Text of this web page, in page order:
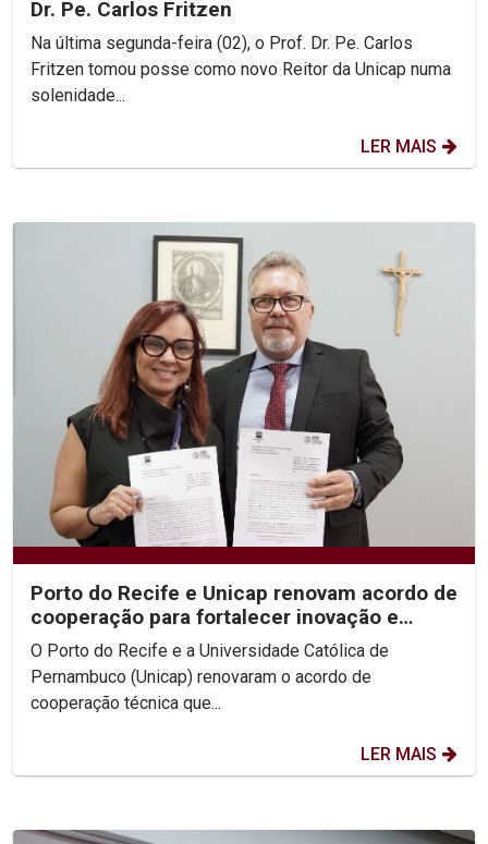
Dr. Pe. Carlos Fritzen
Na última segunda-feira (02), o Prof. Dr. Pe. Carlos
Fritzen tomou posse como novo Reitor da Unicap numa
solenidade...
LER MAIS
Porto do Recife e Unicap renovam acordo de
cooperação para fortalecer inovação e
formação acadêmica
O Porto do Recife e a Universidade Católica de
Pernambuco (Unicap) renovaram o acordo de
cooperação técnica que...
LER MAIS